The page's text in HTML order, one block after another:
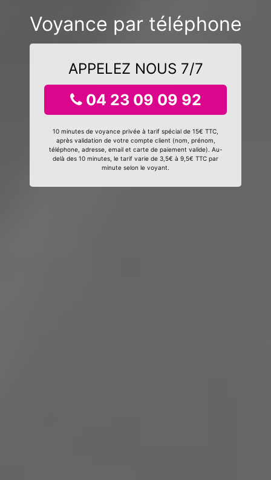
Voyance par téléphone
APPELEZ NOUS 7/7
04 23 09 09 92
10 minutes de voyance privée à tarif spécial de 15€ TTC,
après validation de votre compte client (nom, prénom,
téléphone, adresse, email et carte de paiement valide). Au-
delà des 10 minutes, le tarif varie de 3,5€ à 9,5€ TTC par
minute selon le voyant.